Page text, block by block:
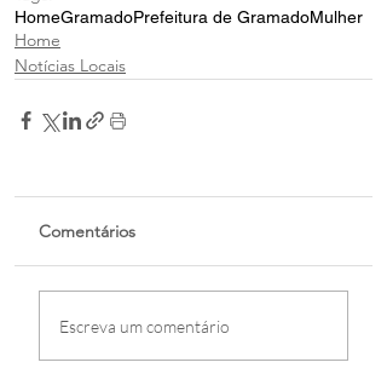
HomeGramadoPrefeitura de GramadoMulher
Home
Notícias Locais
Comentários
Escreva um comentário